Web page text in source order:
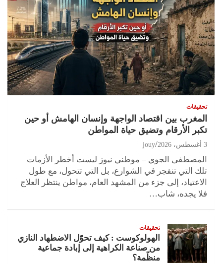
تحقيقات
المغرب بين اقتصاد الواجهة وإنسان الهامش أو حين
تكبر الأرقام وتضيق حياة المواطن
3 أغسطس، 2026 jouy
المصطفى الجوي – موطني نيوز ليست أخطر الأزمات
تلك التي تنفجر في الشوارع، بل التي تتحول، مع طول
الاعتياد، إلى جزء من المشهد العام، مواطن ينتظر العلاج
فلا يجده، شاب…
تحقيقات
الهولوكوست : كيف تحوّل الاضطهاد النازي
من صناعة الكراهية إلى إبادة جماعية
منظّمة؟